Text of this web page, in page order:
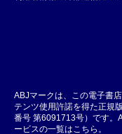
ABJマークは、この電子書
テンツ使用許諾を得た正規
番号 第6091713号）です。
ービスの一覧はこちら。